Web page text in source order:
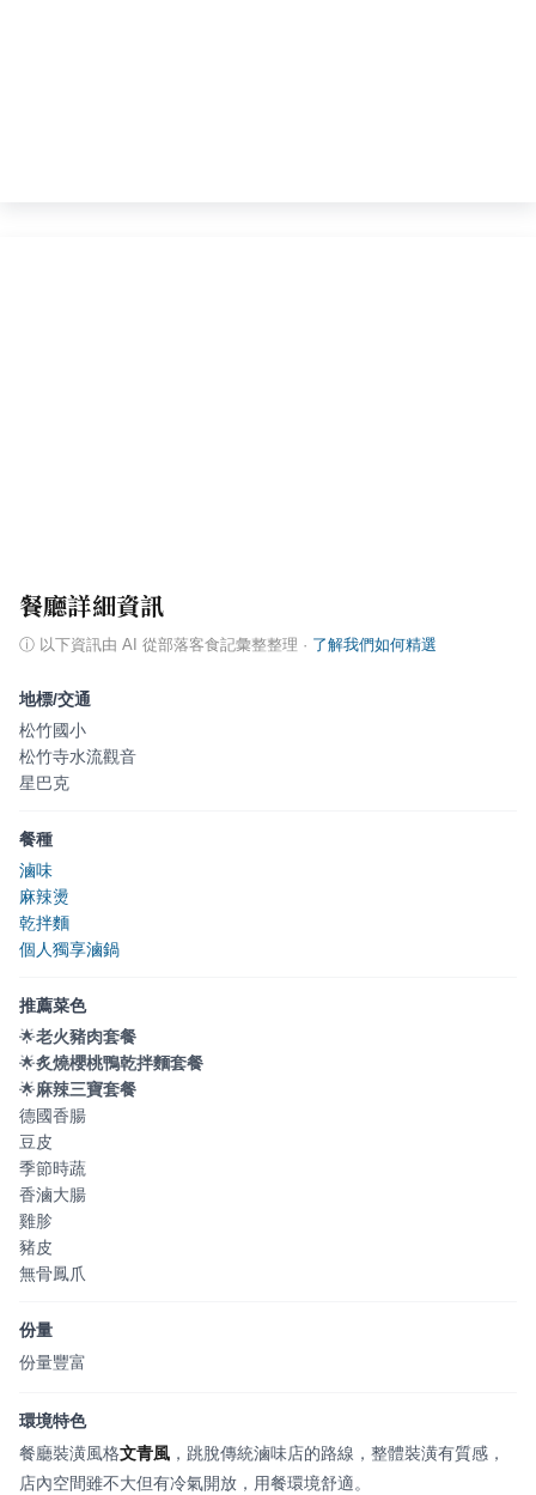
餐廳詳細資訊
ⓘ 以下資訊由 AI 從部落客食記彙整整理 · 了解我們如何精選
地標/交通
松竹國小
松竹寺水流觀音
星巴克
餐種
滷味
麻辣燙
乾拌麵
個人獨享滷鍋
推薦菜色
🌟老火豬肉套餐
🌟炙燒櫻桃鴨乾拌麵套餐
🌟麻辣三寶套餐
德國香腸
豆皮
季節時蔬
香滷大腸
雞胗
豬皮
無骨鳳爪
份量
份量豐富
環境特色
餐廳裝潢風格文青風 ，跳脫傳統滷味店的路線，整體裝潢有質感，
店內空間雖不大但有冷氣開放，用餐環境舒適。